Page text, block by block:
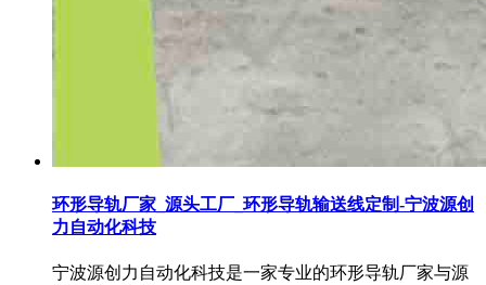
环形导轨厂家_源头工厂_环形导轨输送线定制-宁波源创
力自动化科技
宁波源创力自动化科技是一家专业的环形导轨厂家与源